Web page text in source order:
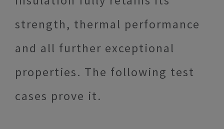
strength, thermal performance
and all further exceptional
properties. The following test
cases prove it.